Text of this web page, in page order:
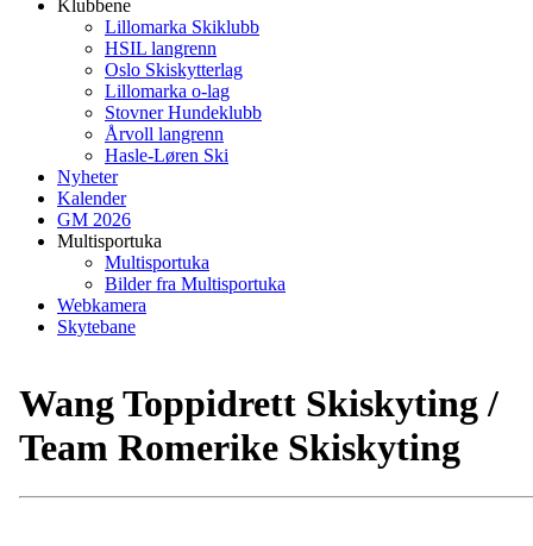
Klubbene
Lillomarka Skiklubb
HSIL langrenn
Oslo Skiskytterlag
Lillomarka o-lag
Stovner Hundeklubb
Årvoll langrenn
Hasle-Løren Ski
Nyheter
Kalender
GM 2026
Multisportuka
Multisportuka
Bilder fra Multisportuka
Webkamera
Skytebane
Wang Toppidrett Skiskyting /
Team Romerike Skiskyting